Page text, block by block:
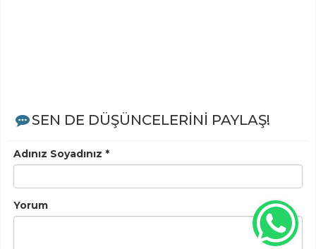
SEN DE DÜŞÜNCELERİNİ PAYLAŞ!
Adınız Soyadınız *
Yorum